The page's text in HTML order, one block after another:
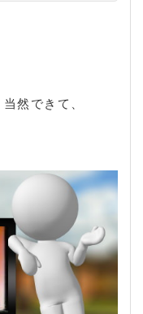
然できて、